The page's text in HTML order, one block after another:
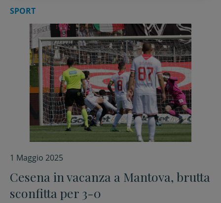
SPORT
1 Maggio 2025
Cesena in vacanza a Mantova, brutta
sconfitta per 3-0